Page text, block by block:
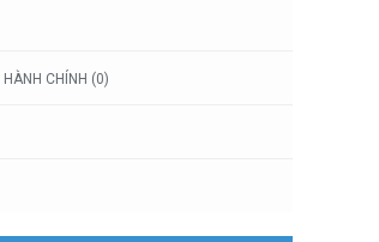
CHÍNH (0)